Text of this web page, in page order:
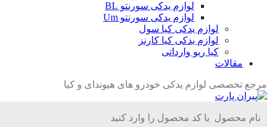
لوازم یدکی سورنتو BL
لوازم یدکی سورنتو Um
لوازم یدکی کیا سول
لوازم یدکی کیا کارنز
کیا ریو وارداتی
مقالات
تخصصی لوازم یدکی خودرو های هیوندای و کیا